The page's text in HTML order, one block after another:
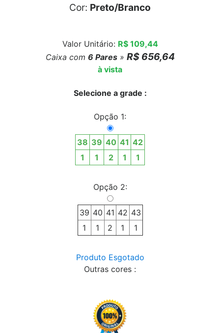
Cor: Preto/Branco
Valor Unitário: R$ 109,44
Caixa com 6Pares» R$ 656,64
à vista
Selecione a grade :
Opção 1:
38 39 40 41 42
1
1 2 1 1
Opção 2:
39 40 41 42 43
1
1 2 1 1
Produto Esgotado
Outras cores :